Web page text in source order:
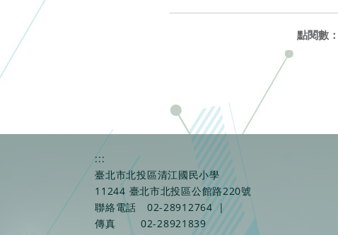
點閱數：
:::
臺北市北投區清江國民小學
11244 臺北市北投區公館路220號
聯絡電話
02-28912764 |
傳真
02-28921839